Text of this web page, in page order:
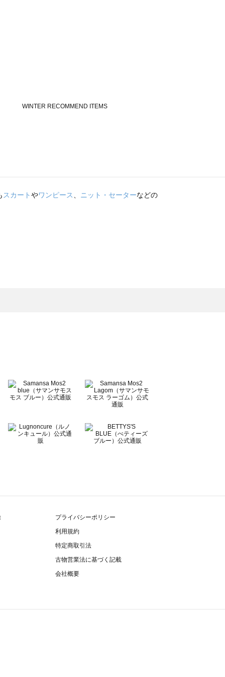
スカートやワンピース ニット・セーターなどの
プライバシーポリシー
利用規約
特定商取引法
古物営業法に基づく記載
会社概要